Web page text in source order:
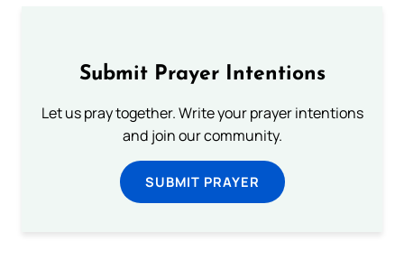
Submit Prayer Intentions
Let us pray together. Write your prayer intentions
and join our community.
SUBMIT PRAYER